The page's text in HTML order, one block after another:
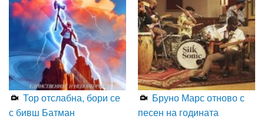
Тор отслабна, бори се
с бивш Батман
Бруно Марс отново с
песен на годината